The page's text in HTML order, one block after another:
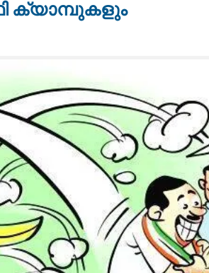
ക്യാമ്പുകളും